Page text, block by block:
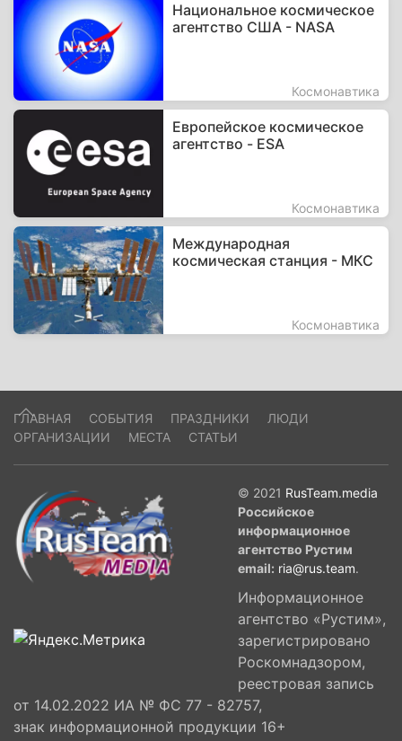
Национальное космическое
агентство США - NASA
Космонавтика
Европейское космическое
агентство - ESA
Космонавтика
Международная
космическая станция - МКС
Космонавтика
ГЛАВНАЯ СОБЫТИЯ ПРАЗДНИКИ
ЛЮДИ
ОРГАНИЗАЦИИ
МЕСТА СТАТЬИ
© 2021 RusTeam.media
Российское
информационное
агентство Рустим
email: ria@rus.team.
Информационное
агентство «Рустим»,
зарегистрировано
Роскомнадзором,
реестровая запись
от 14.02.2022 ИА № ФС 77 - 82757,
знак информационной продукции 16+